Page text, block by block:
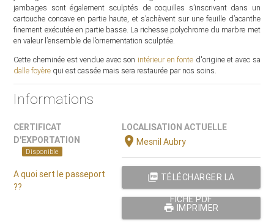
jambages sont également sculptés de coquilles s’inscrivant dans un
cartouche concave en partie haute, et s’achèvent sur une feuille d’acanthe
finement exécutée en partie basse. La richesse polychrome du marbre met
en valeur l’ensemble de l’ornementation sculptée.
Cette cheminée est vendue avec son intérieur en fonte d'origine et avec sa
dalle foyère qui est cassée mais sera restaurée par nos soins.
Informations
CERTIFICAT
D'EXPORTATION
Disponible
A quoi sert le passeport
??
LOCALISATION ACTUELLE
location_onMesnil Aubry
picture_as_pdf TÉLÉCHARGER LA
FICHE PDF
print IMPRIMER